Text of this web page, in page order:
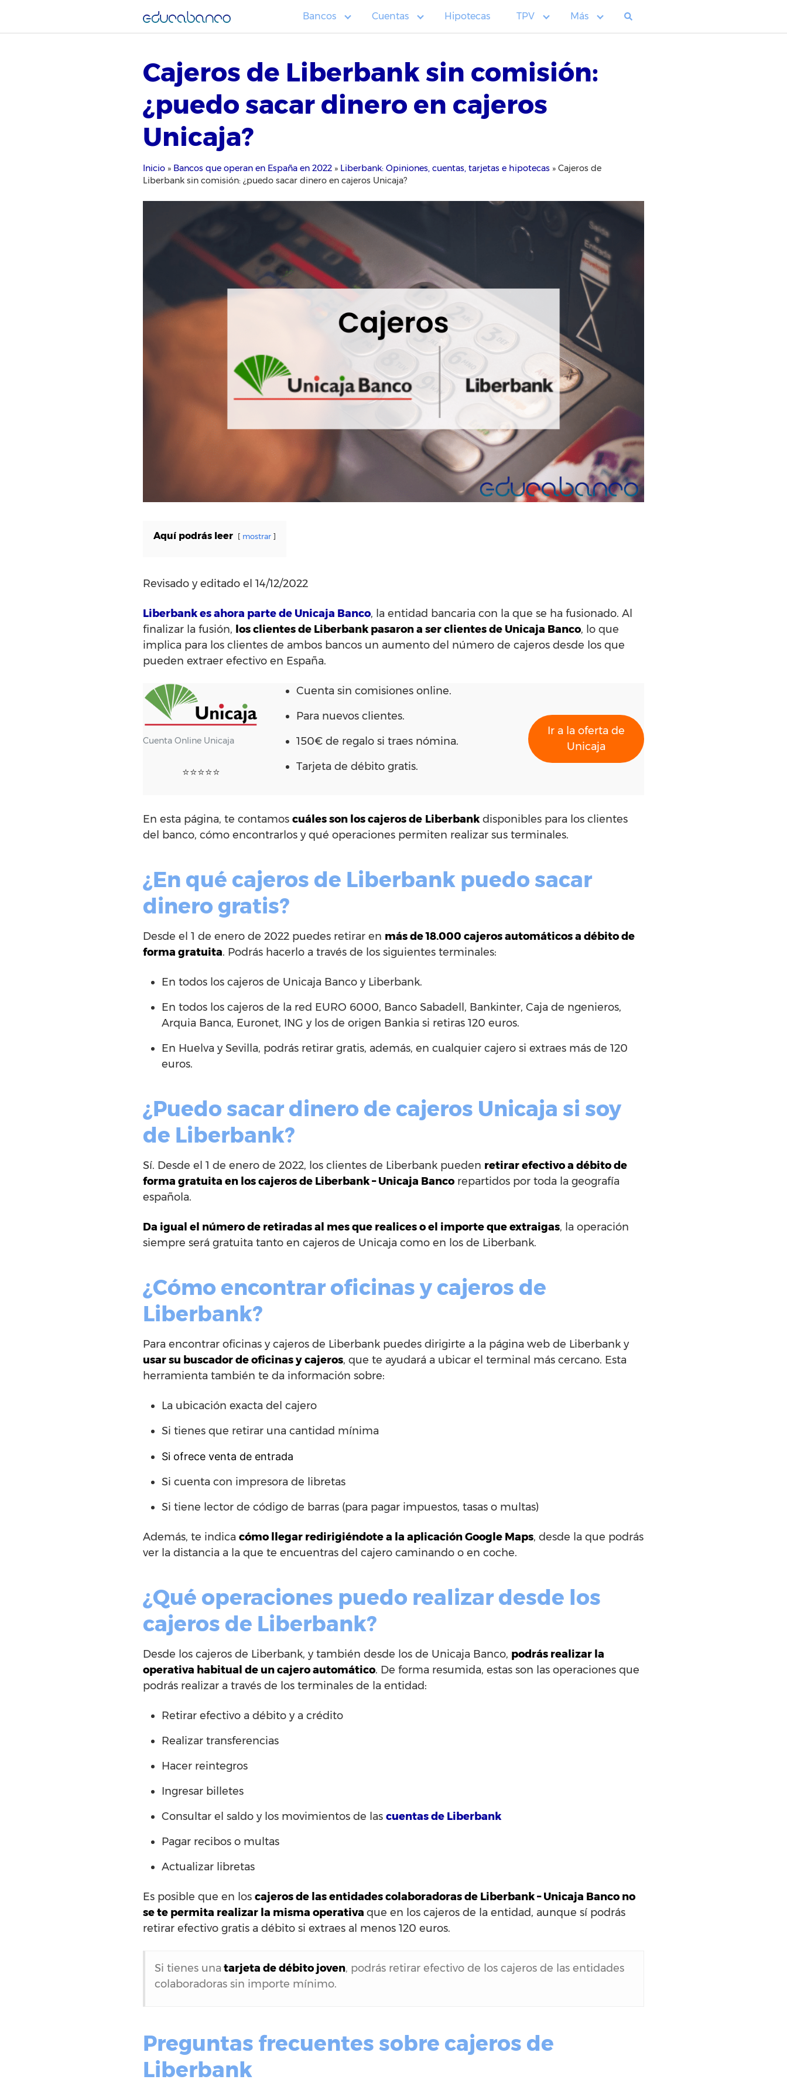
contenido
Bancos Cuentas Hipotecas TPV Más
Cajeros de Liberbank sin comisión:
¿puedo sacar dinero en cajeros
Unicaja?
Inicio » Bancos que operan en España en 2022 » Liberbank: Opiniones, cuentas, tarjetas e hipotecas » Cajeros de
Liberbank sin comisión: ¿puedo sacar dinero en cajeros Unicaja?
Aquí podrás leer mostrar
Revisado y editado el 14/12/2022
Liberbank es ahora parte de Unicaja Banco, la entidad bancaria con la que se ha fusionado. Al
finalizar la fusión, los clientes de Liberbank pasaron a ser clientes de Unicaja Banco, lo que
implica para los clientes de ambos bancos un aumento del número de cajeros desde los que
pueden extraer efectivo en España.
Cuenta Online Unicaja
⭐⭐⭐⭐⭐
Cuenta sin comisiones online.
Para nuevos clientes.
150€ de regalo si traes nómina.
Tarjeta de débito gratis.
Ir a la oferta de
Unicaja
En esta página, te contamos cuáles son los cajeros de Liberbankdisponibles para los clientes
del banco, cómo encontrarlos y qué operaciones permiten realizar sus terminales.
¿En qué cajeros de Liberbank puedo sacar
dinero gratis?
Desde el 1 de enero de 2022 puedes retirar en más de 18.000 cajeros automáticos a débito de
forma gratuita. Podrás hacerlo a través de los siguientes terminales:
En todos los cajeros de Unicaja Banco y Liberbank.
En todos los cajeros de la red EURO 6000, Banco Sabadell, Bankinter, Caja de ngenieros,
Arquia Banca, Euronet, ING y los de origen Bankia si retiras 120 euros.
En Huelva y Sevilla, podrás retirar gratis, además, en cualquier cajero si extraes más de 120
euros.
¿Puedo sacar dinero de cajeros Unicaja si soy
de Liberbank?
Sí. Desde el 1 de enero de 2022, los clientes de Liberbank pueden retirar efectivo a débito de
forma gratuita en los cajeros de Liberbank – Unicaja Banco repartidos por toda la geografía
española.
Da igual el número de retiradas al mes que realices o el importe que extraigas, la operación
siempre será gratuita tanto en cajeros de Unicaja como en los de Liberbank.
¿Cómo encontrar oficinas y cajeros de
Liberbank?
Para encontrar oficinas y cajeros de Liberbank puedes dirigirte a la página web de Liberbank y
usar su buscador de oficinas y cajeros, que te ayudará a ubicar el terminal más cercano. Esta
herramienta también te da información sobre:
La ubicación exacta del cajero
Si tienes que retirar una cantidad mínima
Si ofrece venta de entrada
Si cuenta con impresora de libretas
Si tiene lector de código de barras (para pagar impuestos, tasas o multas)
Además, te indica cómo llegar redirigiéndote a la aplicación Google Maps, desde la que podrás
ver la distancia a la que te encuentras del cajero caminando o en coche.
¿Qué operaciones puedo realizar desde los
cajeros de Liberbank?
Desde los cajeros de Liberbank, y también desde los de Unicaja Banco, podrás realizar la
operativa habitual de un cajero automático. De forma resumida, estas son las operaciones que
podrás realizar a través de los terminales de la entidad:
Retirar efectivo a débito y a crédito
Realizar transferencias
Hacer reintegros
Ingresar billetes
Consultar el saldo y los movimientos de las cuentas de Liberbank
Pagar recibos o multas
Actualizar libretas
Es posible que en los cajeros de las entidades colaboradoras de Liberbank – Unicaja Banco no
se te permita realizar la misma operativa que en los cajeros de la entidad, aunque sí podrás
retirar efectivo gratis a débito si extraes al menos 120 euros.
Si tienes una tarjeta de débito joven, podrás retirar efectivo de los cajeros de las entidades
colaboradoras sin importe mínimo.
Preguntas frecuentes sobre cajeros de
Liberbank